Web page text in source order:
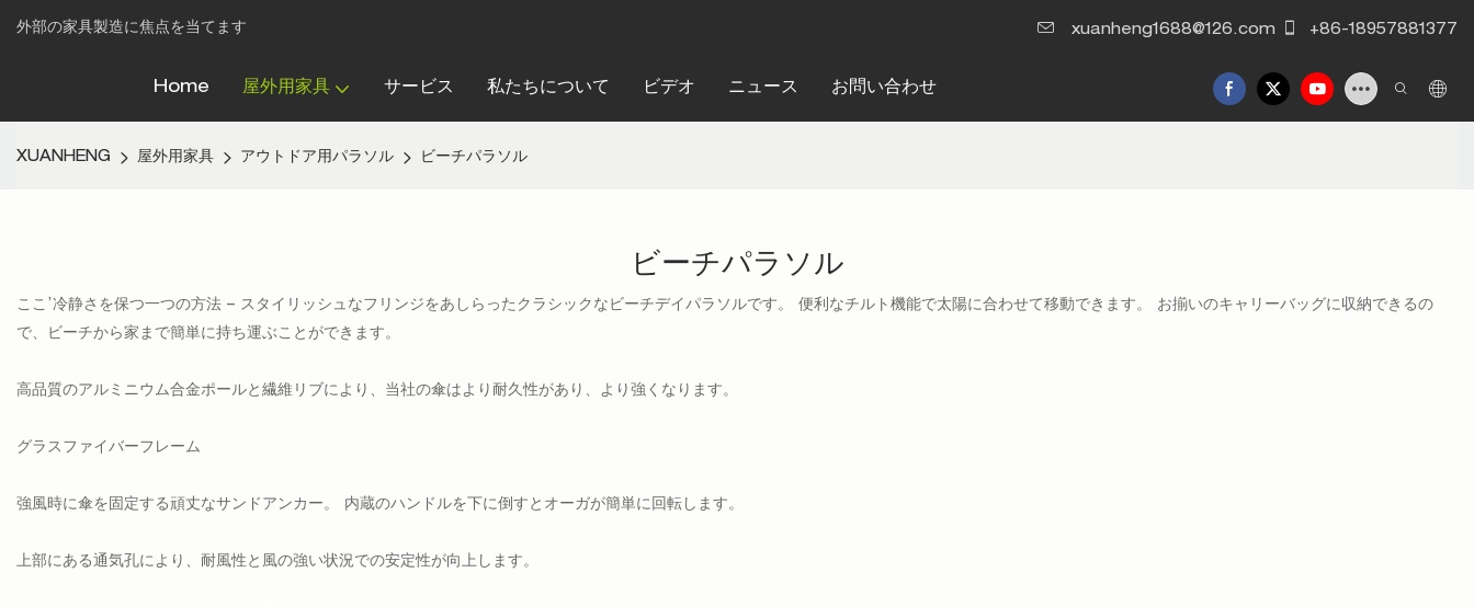
外部の家具製造に焦点を当てます xuanheng1688@126.com +86-18957881377
Home 屋外用家具 サービス 私たちについて ビデオ ニュース お問い合わせ
XUANHENG 屋外用家具 アウトドア用パラソル ビーチパラソル
ビーチパラソル
ここ’冷静さを保つ一つの方法 – スタイリッシュなフリンジをあしらったクラシックなビーチデイパラソルです。 便利なチルト機能で太陽に合わせて移動できます。 お揃いのキャリーバッグに収納できるの
で、ビーチから家まで簡単に持ち運ぶことができます。
高品質のアルミニウム合金ポールと繊維リブにより、当社の傘はより耐久性があり、より強くなります。
グラスファイバーフレーム
強風時に傘を固定する頑丈なサンドアンカー。 内蔵のハンドルを下に倒すとオーガが簡単に回転します。
上部にある通気孔により、耐風性と風の強い状況での安定性が向上します。